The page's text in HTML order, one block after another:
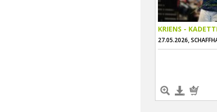
KRIENS -
27.05.2026,